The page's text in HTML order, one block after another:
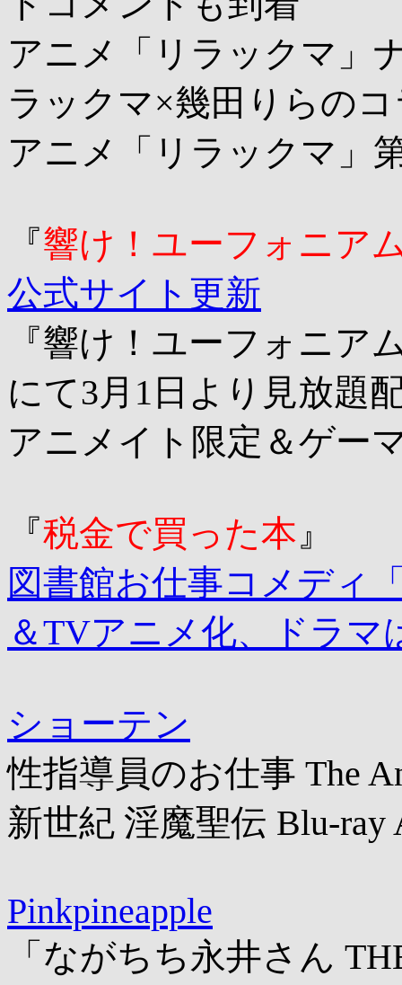
アニメ「リラックマ」
ラックマ×幾田りらの
アニメ「リラックマ」
『響け！ユーフォニア
公式サイト更新
『響け！ユーフォニア
にて3月1日より見放題
アニメイト限定＆ゲー
『税金で買った本』
図書館お仕事コメディ
＆TVアニメ化、ドラマ
ショーテン
性指導員のお仕事 The
新世紀 淫魔聖伝 Blu-ray
Pinkpineapple
「ながちち永井さん